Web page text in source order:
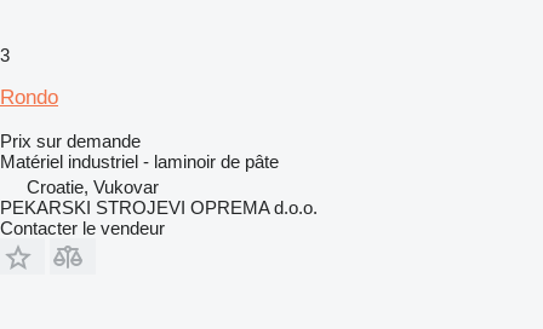
3
Rondo
Prix sur demande
Matériel industriel - laminoir de pâte
Croatie, Vukovar
PEKARSKI STROJEVI OPREMA d.o.o.
Contacter le vendeur